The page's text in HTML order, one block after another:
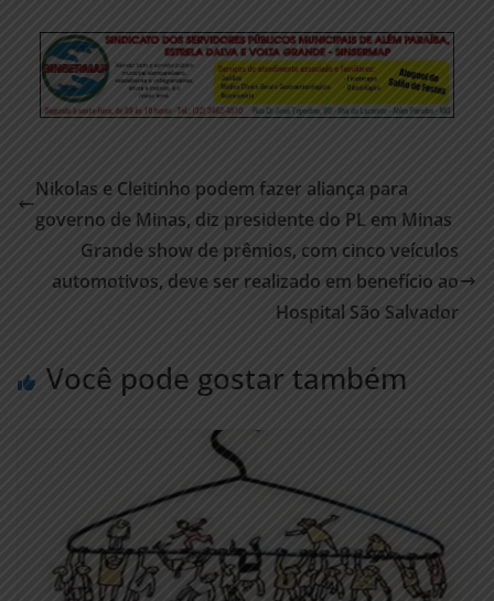
Nikolas e Cleitinho podem fazer aliança para
governo de Minas, diz presidente do PL em Minas
Grande show de prêmios, com cinco veículos
automotivos, deve ser realizado em benefício ao
Hospital São Salvador
Você pode gostar também